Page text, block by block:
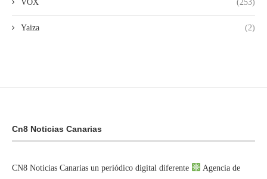
VOX (253)
Yaiza (2)
Cn8 Noticias Canarias
CN8 Noticias Canarias un periódico digital diferente
Agencia de